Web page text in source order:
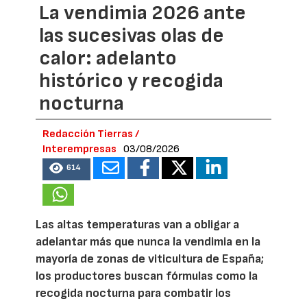
La vendimia 2026 ante
las sucesivas olas de
calor: adelanto
histórico y recogida
nocturna
Redacción Tierras /
Interempresas
03/08/2026
614
Las altas temperaturas van a obligar a
adelantar más que nunca la vendimia en la
mayoría de zonas de viticultura de España;
los productores buscan fórmulas como la
recogida nocturna para combatir los